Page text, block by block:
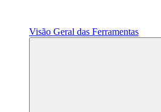
Visão Geral das Ferramentas